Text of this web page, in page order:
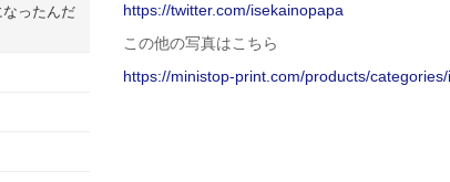
https://twitter.com/isekainopapa
この他の写真はこちら
https://ministop-print.com/products/
ったんだ